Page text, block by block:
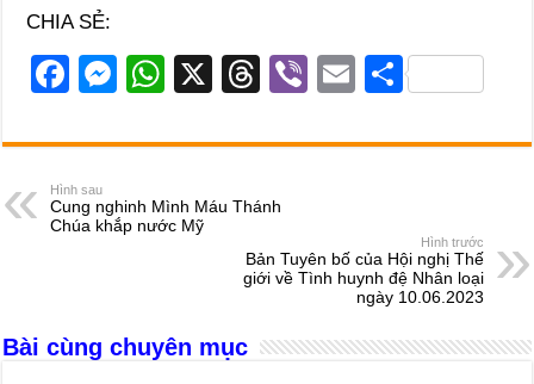
CHIA SẺ:
F
c
e
b
k
M
ss
e
n
W
at
s
A
X
T
e
a
d
s
Vi
er
E
ail
S
ar
Hình sau
Cung nghinh Mình Máu Thánh
Chúa khắp nước Mỹ
Hình trước
Bản Tuyên bố của Hội nghị Thế
giới về Tình huynh đệ Nhân loại
ngày 10.06.2023
Bài cùng chuyên mục